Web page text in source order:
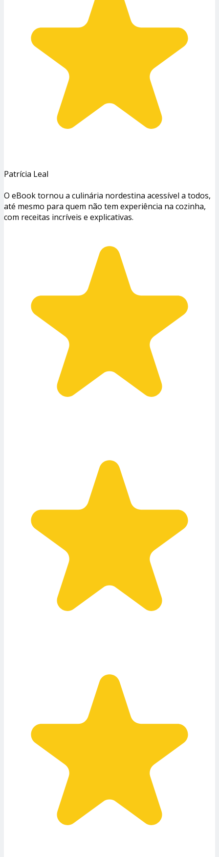
Patrícia Leal
O eBook tornou a culinária nordestina acessível a todos,
até mesmo para quem não tem experiência na cozinha,
com receitas incríveis e explicativas.